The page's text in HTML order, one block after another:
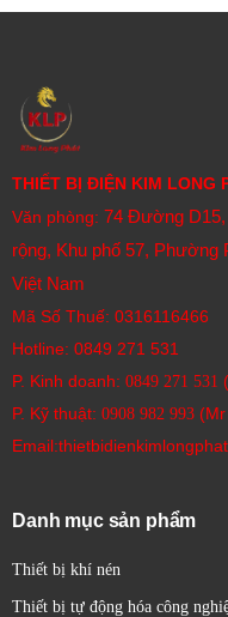
THIẾT BỊ ĐIỆN KIM LONG
Văn phòng: 74 Đường
rộng, Khu phố 57, Phường
Việt Nam
Mã Số Thuế: 0316116466
Hotline: 0849 271 531
P. Kinh doanh: 0849 271 531
P. Kỹ thuật: 0908 982 993​
Danh mục sản phẩm
Thiết bị khí nén
Thiết bị tự động hóa công